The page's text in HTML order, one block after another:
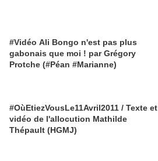
#Vidéo Ali Bongo n'est pas plus
gabonais que moi ! par Grégory
Protche (#Péan #Marianne)
#OùEtiezVousLe11Avril2011 / Texte et
vidéo de l'allocution Mathilde
Thépault (HGMJ)